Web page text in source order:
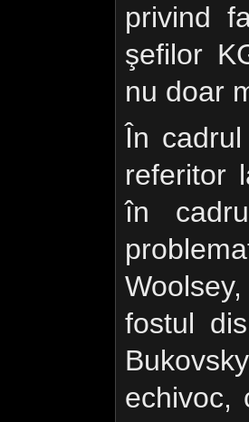
privind
şefilor
nu doar
În
referitor
în
fostul
echivoc,